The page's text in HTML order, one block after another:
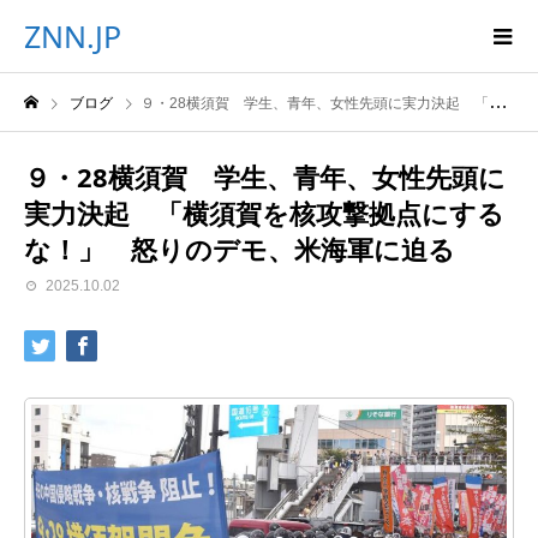
ZNN.JP
ブログ ９・28横須賀 学生、青年、女性先頭に実力決起 「横須賀を核攻撃拠点にするな！」 怒りのデモ、米海軍に迫る
９・28横須賀 学生、青年、女性先頭に
実力決起 「横須賀を核攻撃拠点にする
な！」 怒りのデモ、米海軍に迫る
2025.10.02